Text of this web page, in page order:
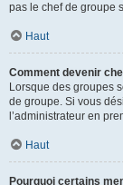
pas le chef de groupe
Haut
Comment devenir
Lorsque des groupes
de groupe. Si vous
l’administrateur en
Haut
Pourquoi certains